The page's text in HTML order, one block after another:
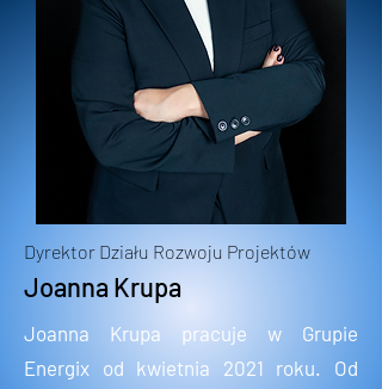
Dyrektor Działu Rozwoju Projektów
Joanna Krupa
Joanna Krupa pracuje w Grupie
Energix od kwietnia 2021 roku. Od